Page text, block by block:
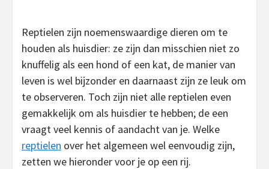
Reptielen zijn noemenswaardige dieren om te
houden als huisdier: ze zijn dan misschien niet zo
knuffelig als een hond of een kat, de manier van
leven is wel bijzonder en daarnaast zijn ze leuk om
te observeren. Toch zijn niet alle reptielen even
gemakkelijk om als huisdier te hebben; de een
vraagt veel kennis of aandacht van je. Welke
reptielen over het algemeen wel eenvoudig zijn,
zetten we hieronder voor je op een rij.